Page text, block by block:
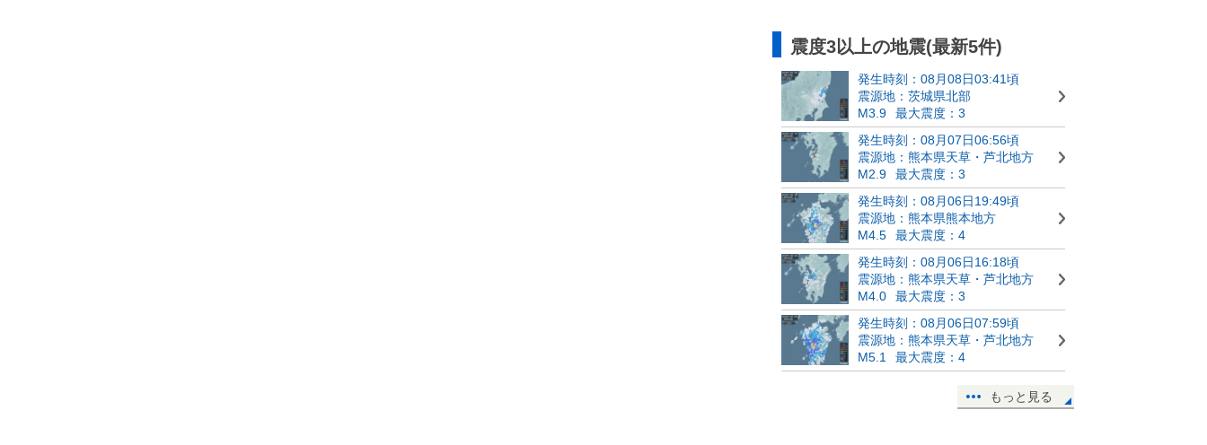
震度3以上の地震(最新5件)
発生時刻：08月08日03:41頃
震源地：茨城県北部
M3.9
最大震度：3
発生時刻：08月07日06:56頃
震源地：熊本県天草・芦北地方
M2.9
最大震度：3
発生時刻：08月06日19:49頃
震源地：熊本県熊本地方
M4.5
最大震度：4
発生時刻：08月06日16:18頃
震源地：熊本県天草・芦北地方
M4.0
最大震度：3
発生時刻：08月06日07:59頃
震源地：熊本県天草・芦北地方
M5.1
最大震度：4
もっと見る